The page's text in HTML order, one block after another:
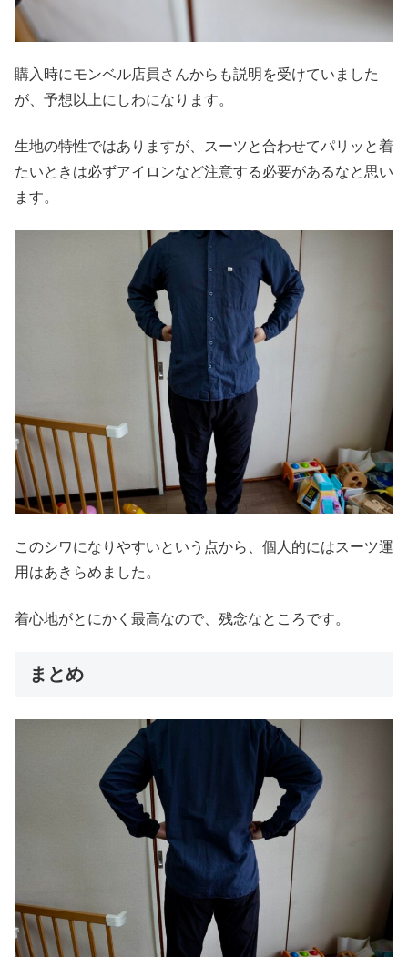
購入時にモンベル店員さんからも説明を受けていました
が、予想以上にしわになります。
生地の特性ではありますが、スーツと合わせてパリッと着
たいときは必ずアイロンなど注意する必要があるなと思い
ます。
このシワになりやすいという点から、個人的にはスーツ運
用はあきらめました。
着心地がとにかく最高なので、残念なところです。
まとめ